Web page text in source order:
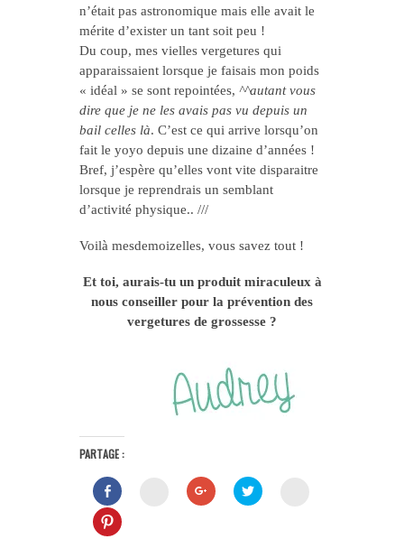
n’était pas astronomique mais elle avait le
mérite d’exister un tant soit peu !
Du coup, mes vielles vergetures qui
apparaissaient lorsque je faisais mon poids
« idéal » se sont repointées, ^^autant vous
dire que je ne les avais pas vu depuis un
bail celles là. C’est ce qui arrive lorsqu’on
fait le yoyo depuis une dizaine d’années !
Bref, j’espère qu’elles vont vite disparaitre
lorsque je reprendrais un semblant
d’activité physique.. ///
Voilà mesdemoizelles, vous savez tout !
Et toi, aurais-tu un produit miraculeux à
nous conseiller pour la prévention des
vergetures de grossesse ?
PARTAGE :
Cliquez
pour
partager
sur
Facebook(ouvre
Cliquez
pour
Cliquez
pour
partager
Cliquez
pour
Cliquez
pour